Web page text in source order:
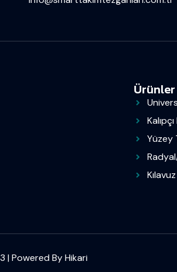
Ürünler
Yüzey
| Powered ByHikari